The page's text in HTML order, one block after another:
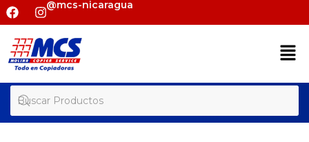
@mcs-nicaragua